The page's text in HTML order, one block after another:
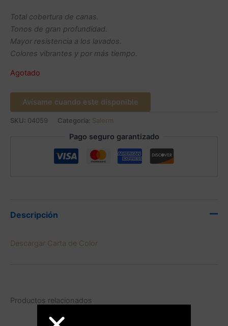
Total cobertura de canas.
Tonos de gran profundidad.
Mayor resistencia a los lavados.
Colores vibrantes y por más tiempo.
Agotado
Avísame cuando este disponible
SKU: 04059 Categoría: Salerm
Pago seguro garantizado
Descripción
Descargar Carta de Color
Productos relacionados